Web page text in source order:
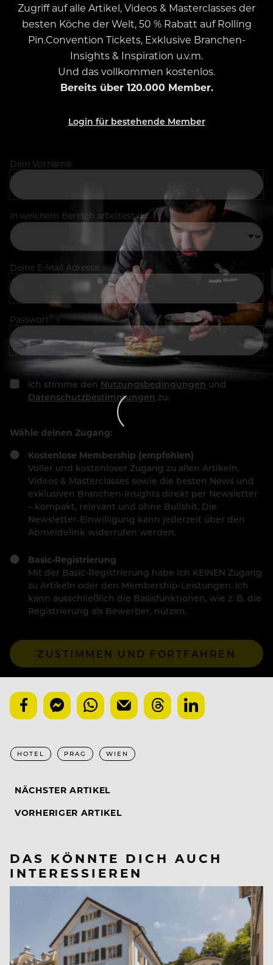
Zugriff auf alle Artikel, Videos & Masterclasses der
besten Köche der Welt, 50 % Rabatt auf Rolling
Pin.Convention Tickets, Exklusive Branchen-
Insights & Inspiration u.v.m.
Und das vollkommen kostenlos.
Bereits über 120.000 Member.
Login für bestehende Member
Dein Vorname
In welchem Bereich arbeitest du
Deine E-Mail Adresse
Passwort
Ich stimme den Nutzungsbedingungen und
Datenschutzbestimmungen zu.
Wähle deinen Zugang:
Kostenlose Membership (empfohlen)
Voller und kostenloser Zugang zu allen Artikeln,
Videos & Masterclasses sowie die besten News und
exklusiven Branchen-Insights direkt per Newsletter
– kompakt, relevant und ohne Bullshit. Die
Newsletter-Einwilligung kann jederzeit über den
Abmeldelink widerrufen werden.
Basic-Registrierung
Mit der Basic-Registrierung habe ich KEINEN Zugang
zu Artikeln oder den Membership-Leistungen. Ich
kann ausschließlich die Basisfunktionen, wie z. B. die
Registrierung als Bewerber, nutzen.
ZUSTIMMEN UND FORTFAHREN
HOTEL PRAG WIEN
NÄCHSTER ARTIKEL
VORHERIGER ARTIKEL
DAS KÖNNTE DICH AUCH
INTERESSIEREN